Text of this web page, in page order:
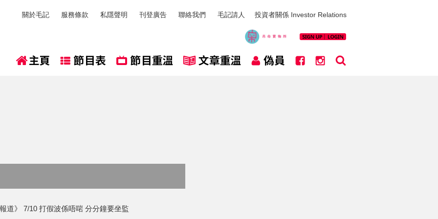
關於毛記 服務條款 私隱聲明 刊登廣告 聯絡我們 毛記請人 投資者關係 Investor Relations
道》 7/10 打假波係唔啱 分分鐘要坐監